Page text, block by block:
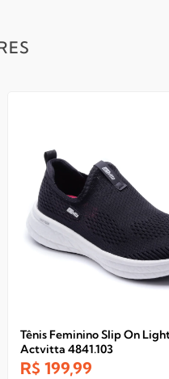
Tênis Feminino Slip On
Actvitta 4841.103
R$ 199,99